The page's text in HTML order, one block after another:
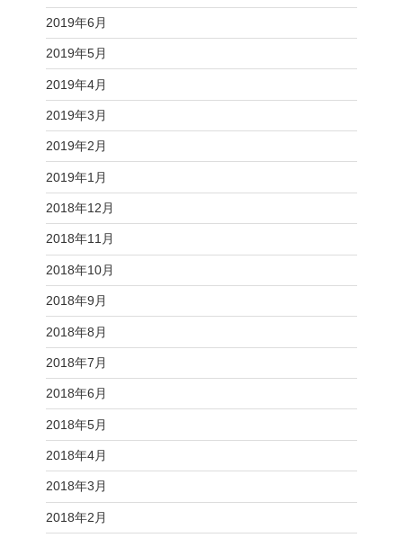
2019年6月
2019年5月
2019年4月
2019年3月
2019年2月
2019年1月
2018年12月
2018年11月
2018年10月
2018年9月
2018年8月
2018年7月
2018年6月
2018年5月
2018年4月
2018年3月
2018年2月